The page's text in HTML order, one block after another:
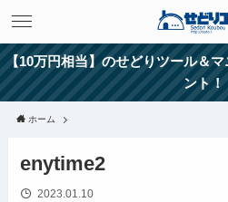
【10万円相当】のせどりツール＆
ント！
ホーム
enytime2
2023.01.10